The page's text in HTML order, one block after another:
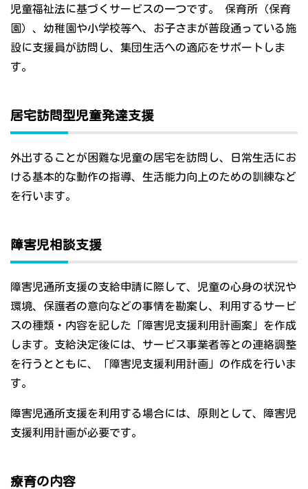
児童福祉法に基づくサービスの一つです。 保育所（保育
園）、幼稚園や小学校等へ、お子さまが普段通っている施
設に支援員が訪問し、集団生活への適応をサポートしま
す。
居宅訪問型児童発達支援
外出することが困難な児童の居宅を訪問し、日常生活にお
ける基本的な動作の指導、生活能力向上のための訓練など
を行います。
障害児相談支援
障害児通所支援の支給申請に際して、児童の心身の状況や
環境、保護者の意向などの事情を勘案し、利用するサービ
スの種類・内容を記した「障害児支援利用計画案」を作成
します。支給決定後には、サービス事業者等との連絡調整
を行うとともに、「障害児支援利用計画」の作成を行いま
す。
障害児通所支援を利用する場合には、原則として、障害児
支援利用計画が必要です。
療育の内容